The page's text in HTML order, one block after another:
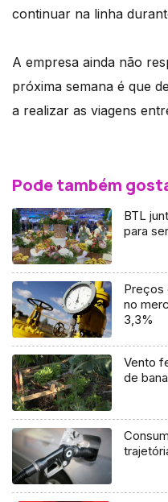
continuar na linha
A empresa ainda não
próxima semana é que
a realizar as viagens
Pode também
BTL
para
Preços
no
3,3%
Vento
de